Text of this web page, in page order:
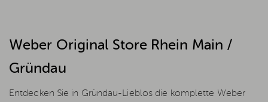
Weber Original Store Rhein Main /
Gründau
Entdecken Sie in Gründau-Lieblos die komplette Weber